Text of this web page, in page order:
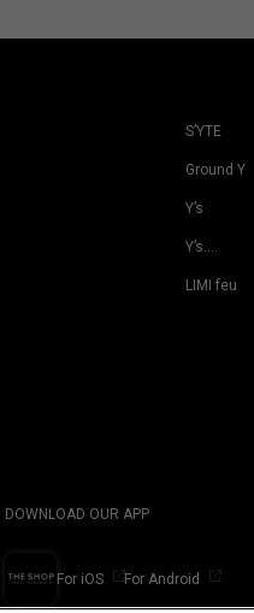
S’YTE
Ground Y
Y’s
Y’s….
LIMI feu
DOWNLOAD OUR APP
For iOS For Android